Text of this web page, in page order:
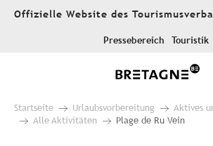
AllerOffizielle Website des
Pressebereich Touristik
Startseite Urlaubsvorbereitung
Aktives
Alle Aktivitäten
Plage de Ru Vein